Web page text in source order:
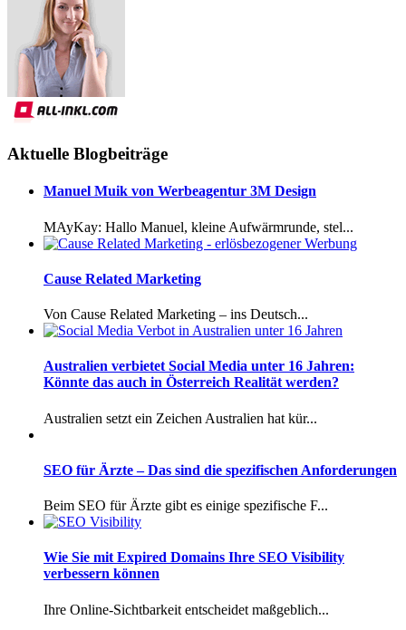
Aktuelle Blogbeiträge
Manuel Muik von Werbeagentur 3M Design
MAyKay: Hallo Manuel, kleine Aufwärmrunde, stel...
Cause Related Marketing
Von Cause Related Marketing – ins Deutsch...
Australien verbietet Social Media unter 16 Jahren:
Könnte das auch in Österreich Realität werden?
Australien setzt ein Zeichen Australien hat kür...
SEO für Ärzte – Das sind die spezifischen Anforderungen
Beim SEO für Ärzte gibt es einige spezifische F...
Wie Sie mit Expired Domains Ihre SEO Visibility
verbessern können
Ihre Online-Sichtbarkeit entscheidet maßgeblich...